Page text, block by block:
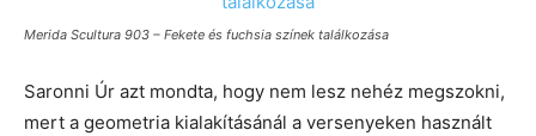
Merida Scultura 903 – Fekete és fuchsia színek találkozása
Saronni Úr azt mondta, hogy nem lesz nehéz megszokni,
mert a geometria kialakításánál a versenyeken használt